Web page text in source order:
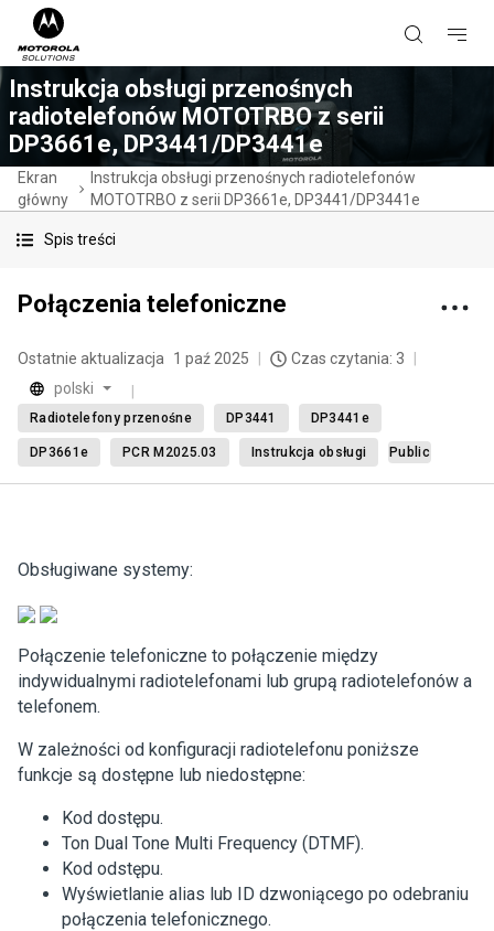
Instrukcja obsługi przenośnych
radiotelefonów MOTOTRBO z serii
DP3661e, DP3441/DP3441e
Ekran
główny
Instrukcja obsługi przenośnych radiotelefonów
MOTOTRBO z serii DP3661e, DP3441/DP3441e
Spis treści
Połączenia telefoniczne
Ostatnie aktualizacja 1 paź 2025
Czas czytania: 3
polski
Radiotelefony przenośne DP3441 DP3441e
DP3661e PCR M2025.03 Instrukcja obsługi Public
Obsługiwane systemy:
Połączenie telefoniczne to połączenie między
indywidualnymi radiotelefonami lub grupą radiotelefonów a
telefonem.
W zależności od konfiguracji radiotelefonu poniższe
funkcje są dostępne lub niedostępne:
Kod dostępu.
Ton Dual Tone Multi Frequency (DTMF).
Kod odstępu.
Wyświetlanie alias lub ID dzwoniącego po odebraniu
połączenia telefonicznego.